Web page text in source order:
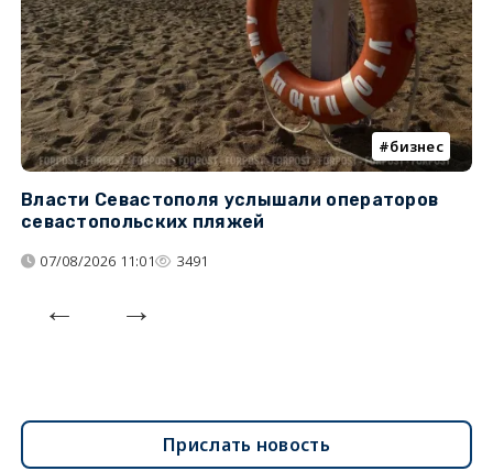
бизнес
Власти Севастополя услышали операторов
севастопольских пляжей
07/08/2026 11:01 3491
Прислать новость